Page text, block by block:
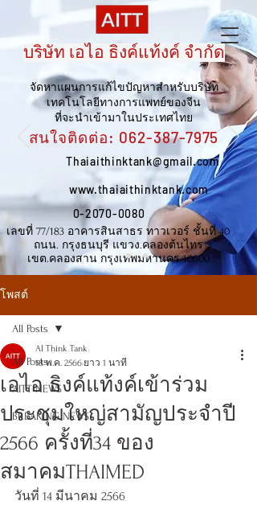
บริษัท เอไอ ธิงค์แท้งค์ จำกัด
จัดหาแผนการแก้ไขปัญหาสำหรับบริษัท
เทคโนโลยีทางการแพทย์ของจีน
ที่จะนำเข้ามาในประเทศไทย
สนใจติดต่อ: 062-387-7975
Thaiaithinktank@gmail.com
www.thaiaithinktank.com
0-2070-0080
เลขที่ 77/183 อาคารสินสาธร ทาวเวอร์ ชั้นที่ 40
ถนน. กรุงธนบุรี แขวง.คลองต้นไทร
เขต.คลองสาน กรุงเทพมหานคร 10600
โพสต์
All Posts
AITT NEWS
BREAKING NEWS
All Posts
เอไอ ธิงค์แท้งค์เข้าร่วม
ประชุมใหญ่สามัญประจำปี
2566 ครั้งที่34 ของ
สมาคมTHAIMED
AI Think Tank
18 พ.ค. 2566 ยาว 1 นาที
วันที่ 14 มีนาคม 2566